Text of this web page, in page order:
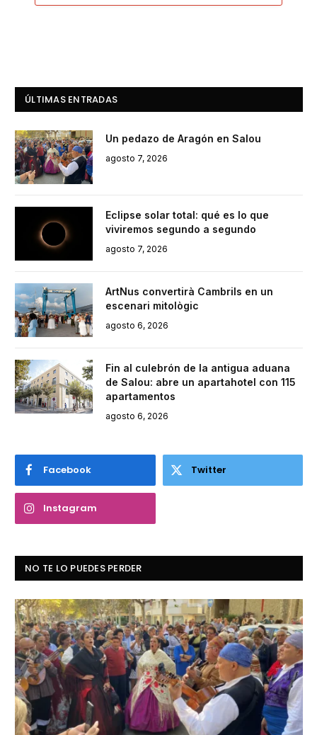
ÚLTIMAS ENTRADAS
Un pedazo de Aragón en Salou
agosto 7, 2026
Eclipse solar total: qué es lo que
viviremos segundo a segundo
agosto 7, 2026
ArtNus convertirà Cambrils en un
escenari mitològic
agosto 6, 2026
Fin al culebrón de la antigua aduana
de Salou: abre un apartahotel con 115
apartamentos
agosto 6, 2026
Facebook Twitter
Instagram
NO TE LO PUEDES PERDER